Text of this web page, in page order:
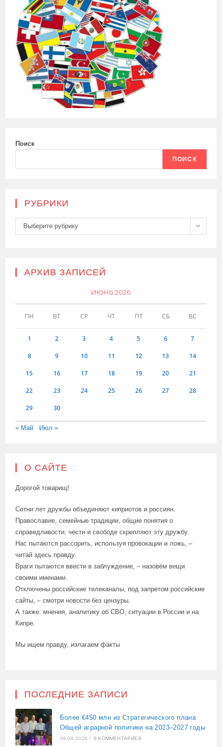
Поиск
ПОИСК
РУБРИКИ
Рубрики
Выберите рубрику
АРХИВ ЗАПИСЕЙ
ИЮНЬ 2026
ПН ВТ СР ЧТ ПТ СБ ВС
1 2 3 4 5 6 7
8 9 10 11 12 13 14
15 16 17 18 19 20 21
22 23 24 25 26 27 28
29 30
« Май Июл »
О САЙТЕ
Дорогой товарищ!
Сотни лет дружбы объединяют киприотов и россиян.
Православие, семейные традиции, общие понятия о
справедливости, чести и свободе скрепляют эту дружбу.
Нас пытаются рассорить, используя провокации и ложь, –
читай здесь правду.
Враги пытаются ввести в заблуждение, – назовём вещи
своими именами.
Отключены российские телеканалы, под запретом российские
сайты, – смотри новости без цензуры.
А также: мнения, аналитику об СВО, ситуации в России и на
Кипре.
Мы ищем правду, излагаем факты
ПОСЛЕДНИЕ ЗАПИСИ
Более €450 млн из Стратегического плана
Общей аграрной политики на 2023–2027 годы
09.08.2026 / 0 КОММЕНТАРИЕВ